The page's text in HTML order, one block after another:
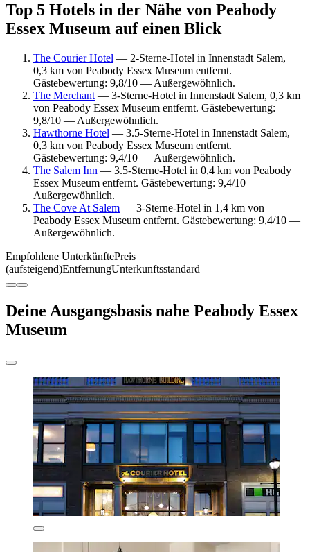
Top 5 Hotels in der Nähe von Peabody
Essex Museum auf einen Blick
The Courier Hotel — 2-Sterne-Hotel in Innenstadt Salem,
0,3 km von Peabody Essex Museum entfernt.
Gästebewertung: 9,8/10 — Außergewöhnlich.
The Merchant — 3-Sterne-Hotel in Innenstadt Salem, 0,3 km
von Peabody Essex Museum entfernt. Gästebewertung:
9,8/10 — Außergewöhnlich.
Hawthorne Hotel — 3.5-Sterne-Hotel in Innenstadt Salem,
0,3 km von Peabody Essex Museum entfernt.
Gästebewertung: 9,4/10 — Außergewöhnlich.
The Salem Inn — 3.5-Sterne-Hotel in 0,4 km von Peabody
Essex Museum entfernt. Gästebewertung: 9,4/10 —
Außergewöhnlich.
The Cove At Salem — 3-Sterne-Hotel in 1,4 km von
Peabody Essex Museum entfernt. Gästebewertung: 9,4/10 —
Außergewöhnlich.
Empfohlene UnterkünftePreis
(aufsteigend)EntfernungUnterkunftsstandard
Deine Ausgangsbasis nahe Peabody Essex
Museum